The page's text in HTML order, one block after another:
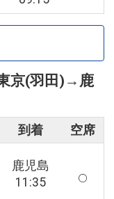
京(羽田) → 鹿
到着 空席
鹿児島
11:35